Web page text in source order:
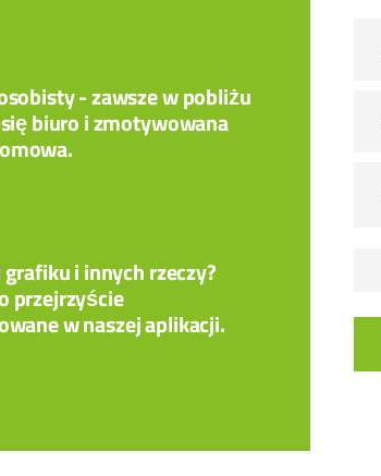
- zawsze w pobliżu
biuro i zmotywowana
i innych rzeczy?
przejrzyście
w naszej aplikacji.